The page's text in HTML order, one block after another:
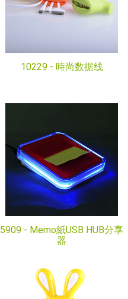
10229 - 時尚数据线
5909 - Memo紙USB HUB分享
器